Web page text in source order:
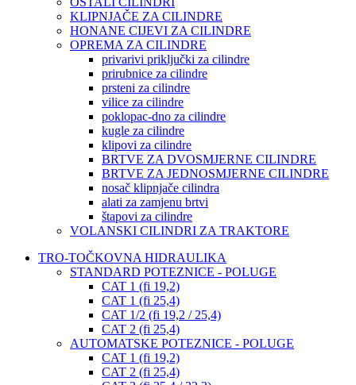
KLIPNJAČE ZA CILINDRE
HONANE CIJEVI ZA CILINDRE
OPREMA ZA CILINDRE
privarivi priključki za cilindre
prirubnice za cilindre
prsteni za cilindre
vilice za cilindre
poklopac-dno za cilindre
kugle za cilindre
klipovi za cilindre
BRTVE ZA DVOSMJERNE CILINDRE
BRTVE ZA JEDNOSMJERNE CILINDRE
nosač klipnjače cilindra
alati za zamjenu brtvi
štapovi za cilindre
VOLANSKI CILINDRI ZA TRAKTORE
TRO-TOČKOVNA HIDRAULIKA
STANDARD POTEZNICE - POLUGE
CAT 1 (fi 19,2)
CAT 1 (fi 25,4)
CAT 1/2 (fi 19,2 / 25,4)
CAT 2 (fi 25,4)
AUTOMATSKE POTEZNICE - POLUGE
CAT 1 (fi 19,2)
CAT 2 (fi 25,4)